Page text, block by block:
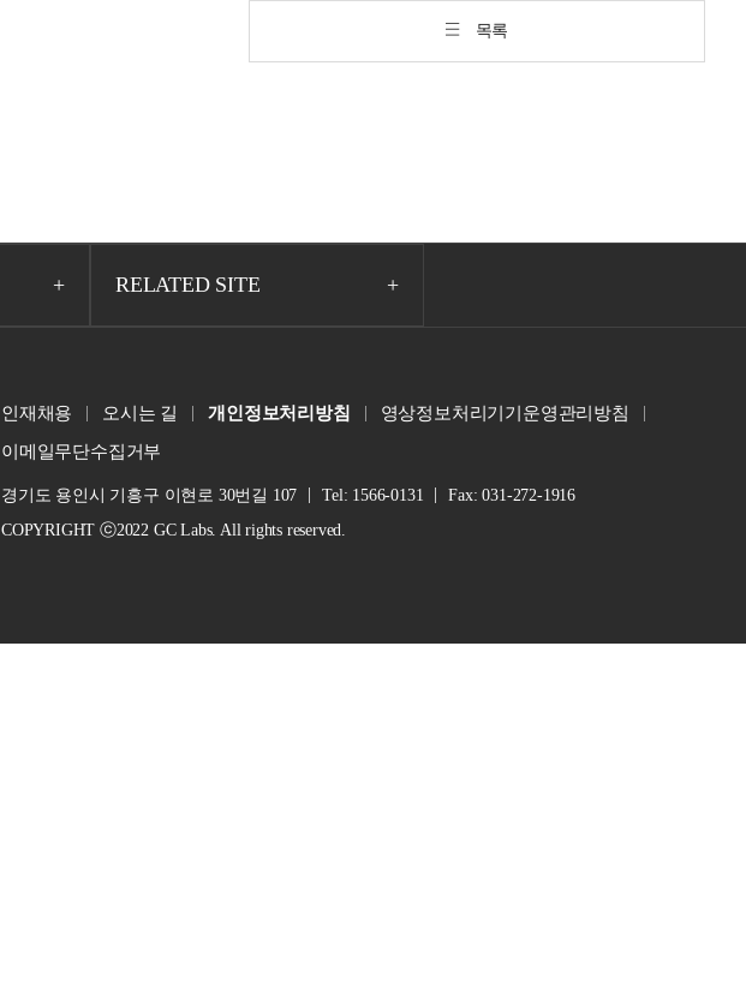
목록
RELATED SITE
인재채용 오시는 길 개인정보처리방침
영상정보처리기기운영관리방침
이메일무단수집거부
경기도 용인시 기흥구 이현로 30번길 107 Tel: 1566-0131
Fax: 031-272-1916
COPYRIGHT ⓒ2022 GC Labs. All rights reserved.